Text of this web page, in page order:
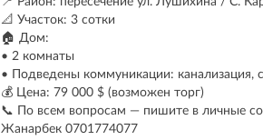
📐 Участок: 3 сотки
🏠 Дом:
• 2 комнаты
• Подведены коммуникации: канализация,
💰 Цена: 79 000 $ (возможен торг)
📞 По всем вопросам — пишите в личные
Жанарбек 0701774077